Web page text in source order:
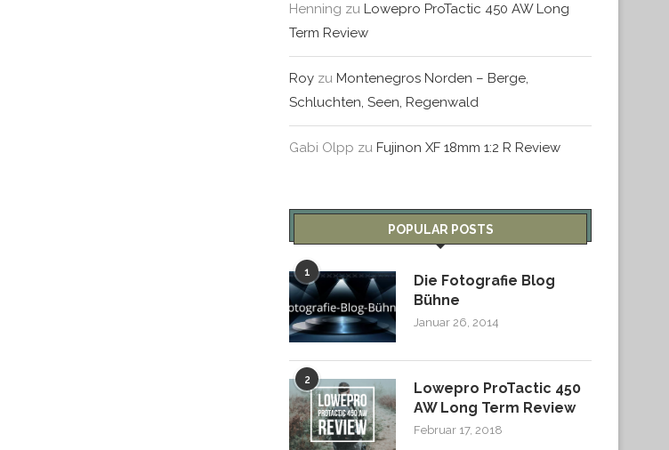
Henning zu Lowepro ProTactic 450 AW Long
Term Review
Roy zu Montenegros Norden – Berge,
Schluchten, Seen, Regenwald
Gabi Olpp zu Fujinon XF 18mm 1:2 R Review
POPULAR POSTS
1
Die Fotografie Blog
Bühne
Januar 26, 2014
2
Lowepro ProTactic 450
AW Long Term Review
Februar 17, 2018